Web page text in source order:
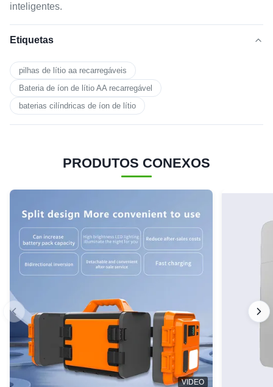
inteligentes.
Etiquetas
pilhas de lítio aa recarregáveis
Bateria de íon de lítio AA recarregável
baterias cilíndricas de íon de lítio
PRODUTOS CONEXOS
VIDEO